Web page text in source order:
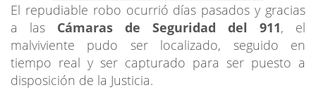
El repudiable robo ocurrió días pasados y gracias
a las Cámaras de Seguridad del 911, el
malviviente pudo ser localizado, seguido en
tiempo real y ser capturado para ser puesto a
disposición de la Justicia.